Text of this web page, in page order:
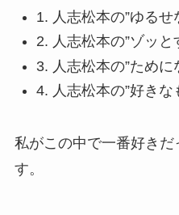
1. 人志松本の”ゆるせ
2. 人志松本の”ゾッと
3. 人志松本の”ために
4. 人志松本の”好きな
私がこの中で一番好きだ
す。